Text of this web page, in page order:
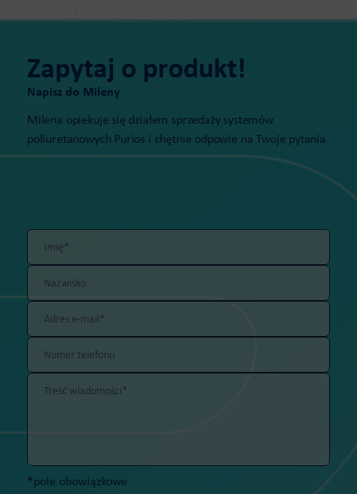
Zapytaj o produkt!
Napisz do Mileny
Milena opiekuje się działem sprzedaży systemów
poliuretanowych Purios i chętnie odpowie na Twoje pytania
*pole obowiązkowe